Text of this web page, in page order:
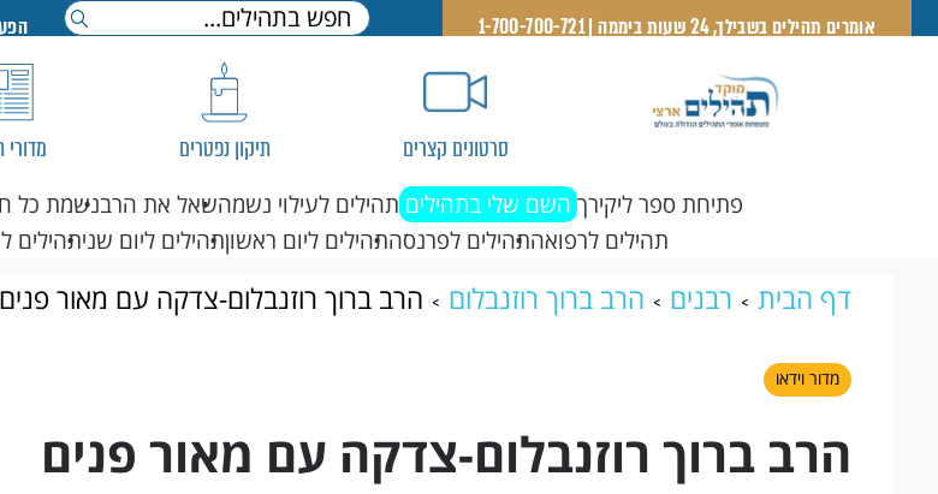
אומרים תהילים בשבילך, 24 שעות ביממה | 1-700-700-721
סרטונים קצרים תיקון נפטרים מדורי
פתיחת ספר ליקירך השם שלי בתהילים תהילים לעילוי נשמהשאל את הרבנשמת כל
תהילים לרפואהתהילים לפרנסהתהילים ליום ראשוןתהילים ליום שניתהילים
דף הבית רבנים הרב ברוך רוזנבלום הרב ברוך רוזנבלום-צדקה עם מאור פנים
מדור וידאו
הרב ברוך רוזנבלום-צדקה עם מאור פנים